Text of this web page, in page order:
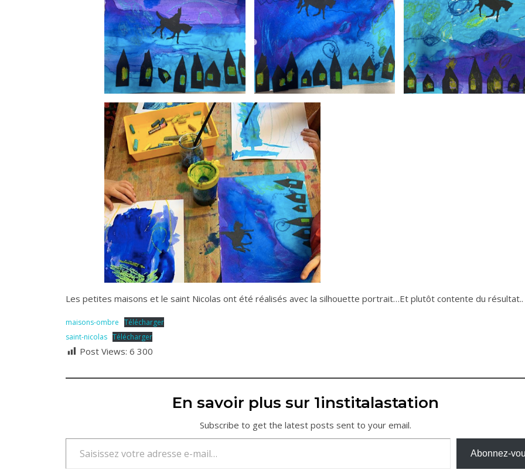
Les petites maisons et le saint Nicolas ont été réalisés avec la silhouette portrait…Et plutôt contente du résultat..
maisons-ombre Télécharger
saint-nicolas Télécharger
Post Views: 6 300
En savoir plus sur 1institalastation
Subscribe to get the latest posts sent to your email.
Saisissez votre adresse e-mail…
Abonnez-